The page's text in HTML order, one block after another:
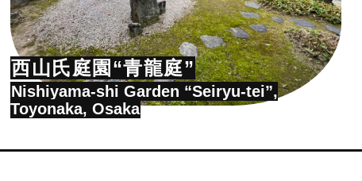
西山氏庭園“青龍庭”
Nishiyama-shi Garden “Seiryu-tei”,
Toyonaka, Osaka